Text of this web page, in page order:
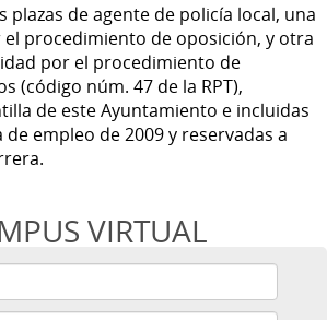
plazas de agente de policía local, una
procedimiento de oposición, y otra
por el procedimiento de
(código núm. 47 de la RPT),
de este Ayuntamiento e incluidas
empleo de 2009 y reservadas a
VIRTUAL